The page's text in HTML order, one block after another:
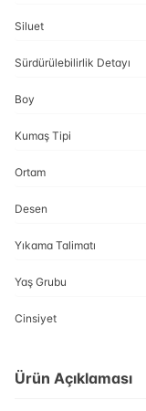
Siluet
Sürdürülebilirlik Detayı
Boy
Kumaş Tipi
Ortam
Desen
Yıkama Talimatı
Yaş Grubu
Cinsiyet
Ürün Açıklaması